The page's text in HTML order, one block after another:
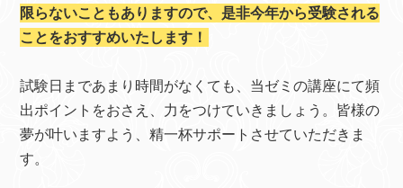
限らないこともありますので、是非今年から受験される
ことをおすすめいたします！
試験日まであまり時間がなくても、当ゼミの講座にて頻
出ポイントをおさえ、力をつけていきましょう。皆様の
夢が叶いますよう、精一杯サポートさせていただきま
す。